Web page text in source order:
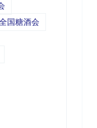
国糖酒会